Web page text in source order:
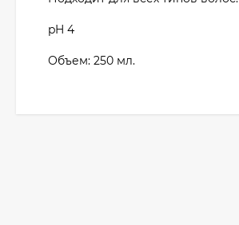
pH 4
Объем: 250 мл.